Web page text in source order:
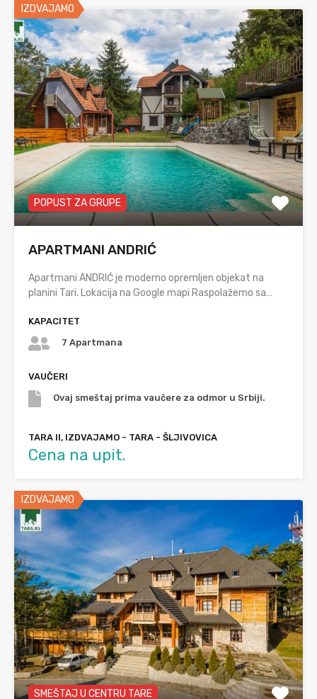
IZDVAJAMO
POPUST ZA GRUPE
APARTMANI ANDRIĆ
Apartmani ANDRIĆ je moderno opremljen objekat na
planini Tari. Lokacija na Google mapi Raspolažemo sa…
KAPACITET
7 Apartmana
VAUČERI
Ovaj smeštaj prima vaučere za odmor u Srbiji.
TARA II, IZDVAJAMO - TARA - ŠLJIVOVICA
Cena na upit.
IZDVAJAMO
SMEŠTAJ U CENTRU TARE